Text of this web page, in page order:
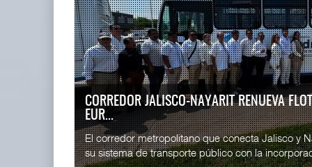
CORREDOR JALISCO-NAYARIT RENUEVA
EUR...
El corredor metropolitano que conecta Jalisco y
su sistema de transporte público con la
Cruceros crecen en Caribe
mientras bajan ferr ...
04 AGO 2026
READ MORE
SSA
Esperanz
06 JUL
READ MORE
CICE
...